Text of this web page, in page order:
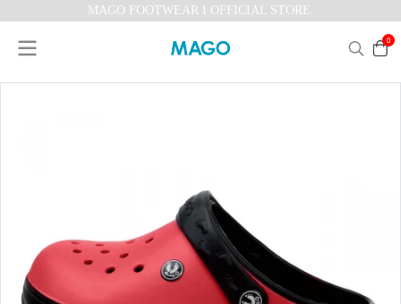
MAGO FOOTWEAR I OFFICIAL STORE
0